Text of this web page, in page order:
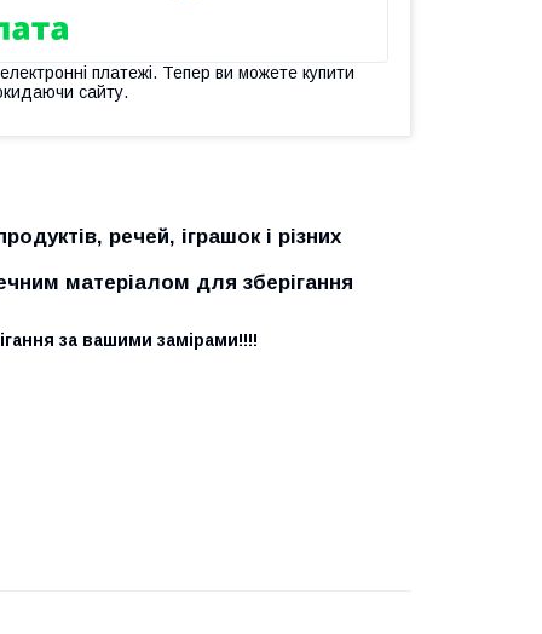
платежі. Тепер ви можете купити
сайту.
речей, іграшок і різних
матеріалом для зберігання
за вашими замірами!!!!